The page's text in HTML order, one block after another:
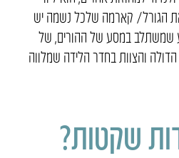
הגורל/ קארמה שלכל נשמה יש
במסע של ההורים, של
והצוות בחדר הלידה שמלווה
שקטות?